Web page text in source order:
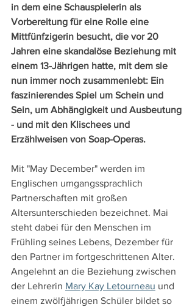
in dem eine Schauspielerin als
Vorbereitung für eine Rolle eine
Mittfünfzigerin besucht, die vor 20
Jahren eine skandalöse Beziehung mit
einem 13-Jährigen hatte, mit dem sie
nun immer noch zusammenlebt: Ein
faszinierendes Spiel um Schein und
Sein, um Abhängigkeit und Ausbeutung
- und mit den Klischees und
Erzählweisen von Soap-Operas.
Mit "May December" werden im
Englischen umgangssprachlich
Partnerschaften mit großen
Altersunterschieden bezeichnet. Mai
steht dabei für den Menschen im
Frühling seines Lebens, Dezember für
den Partner im fortgeschrittenen Alter.
Angelehnt an die Beziehung zwischen
der Lehrerin Mary Kay Letourneau und
einem zwölfjährigen Schüler bildet so